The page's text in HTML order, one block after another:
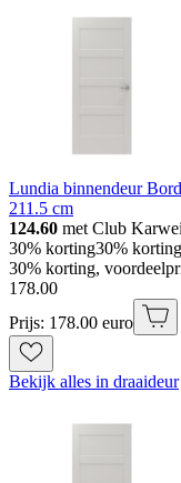
Lundia binnendeur
211.5 cm
124.60 met Club Karwei
30% korting30% korting
30% korting,
178.00
Prijs: 178.00 euro
Bekijk alles in draaideur